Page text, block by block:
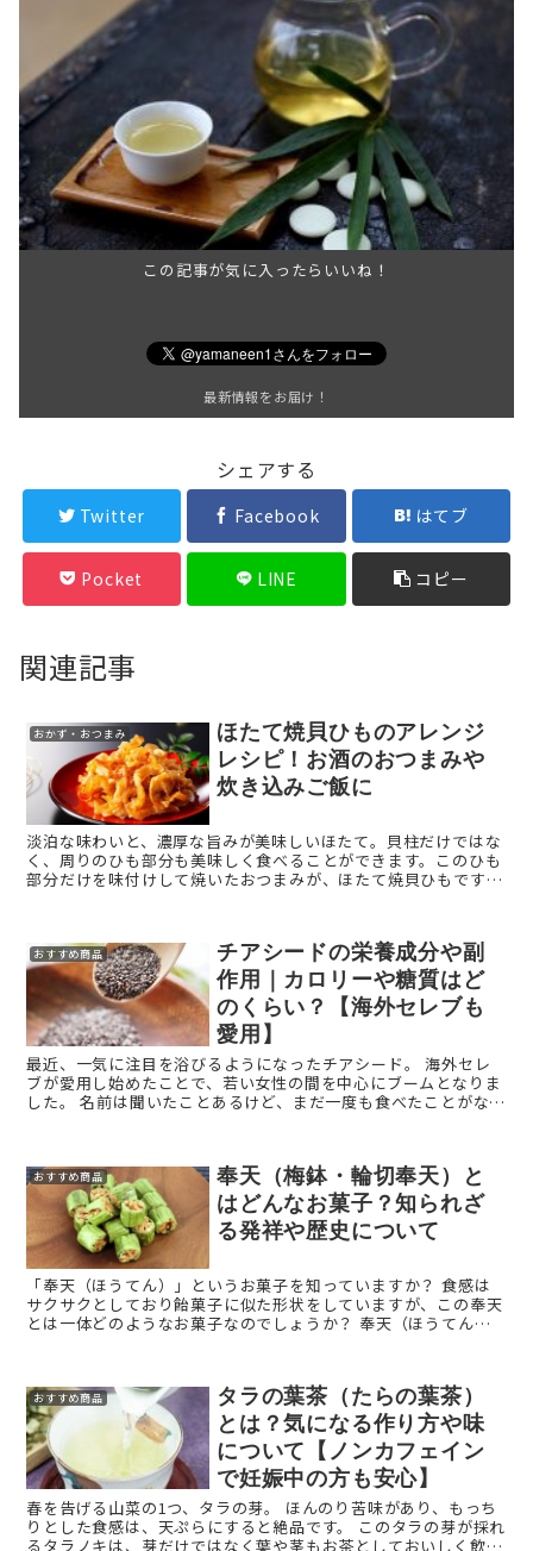
この記事が気に入ったらいいね！
最新情報をお届け！
シェアする
Twitter Facebook はてブ
Pocket LINE コピー
関連記事
おかず・おつまみ
ほたて焼貝ひものアレンジ
レシピ！お酒のおつまみや
炊き込みご飯に
淡泊な味わいと、濃厚な旨みが美味しいほたて。貝柱だけではな
く、周りのひも部分も美味しく食べることができます。このひも
部分だけを味付けして焼いたおつまみが、ほたて焼貝ひもです。
おすすめ商品
チアシードの栄養成分や副
作用｜カロリーや糖質はど
のくらい？【海外セレブも
愛用】
最近、一気に注目を浴びるようになったチアシード。 海外セレ
ブが愛用し始めたことで、若い女性の間を中心にブームとなりま
した。 名前は聞いたことあるけど、まだ一度も食べたことがな
おすすめ商品
奉天（梅鉢・輪切奉天）と
はどんなお菓子？知られざ
る発祥や歴史について
「奉天（ほうてん）」というお菓子を知っていますか？ 食感は
サクサクとしており飴菓子に似た形状をしていますが、この奉天
とは一体どのようなお菓子なのでしょうか？ 奉天（ほうてん）
おすすめ商品
タラの葉茶（たらの葉茶）
とは？気になる作り方や味
について【ノンカフェイン
で妊娠中の方も安心】
春を告げる山菜の1つ、タラの芽。 ほんのり苦味があり、もっち
りとした食感は、天ぷらにすると絶品です。 このタラの芽が採れ
るタラノキは、芽だけではなく葉や茎もお茶としておいしく飲む